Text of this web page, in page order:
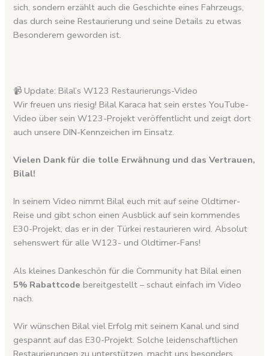
sich, sondern erzählt auch die Geschichte eines Fahrzeugs,
das durch seine Restaurierung und seine Details zu etwas
Besonderem geworden ist.
📹 Update: Bilal’s W123 Restaurierungs-Video
Wir freuen uns riesig! Bilal Karaca hat sein erstes YouTube-
Video über sein W123-Projekt veröffentlicht und zeigt dort
auch unsere DIN-Kennzeichen im Einsatz.
Vielen Dank für die tolle Erwähnung und das Vertrauen,
Bilal!
In seinem Video nimmt Bilal euch mit auf seine Oldtimer-
Reise und gibt schon einen Ausblick auf sein kommendes
E30-Projekt, das er in der Türkei restaurieren wird. Absolut
sehenswert für alle W123- und Oldtimer-Fans!
Als kleines Dankeschön für die Community hat Bilal einen
5% Rabattcode bereitgestellt – schaut einfach im Video
nach.
Wir wünschen Bilal viel Erfolg mit seinem Kanal und sind
gespannt auf das E30-Projekt. Solche leidenschaftlichen